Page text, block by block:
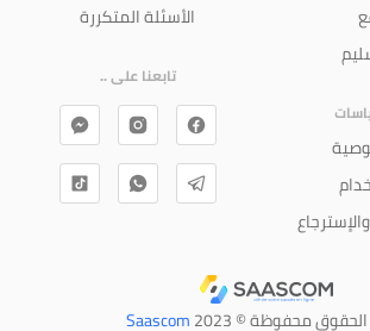
الأسئلة المتكررة
تابعنا على ..
محفوظة © 2023 Saascom